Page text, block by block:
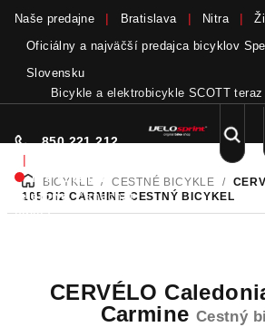
obsah
Naše predajne Bratislava Nitra
Oficiálny a najväčší predajca bicyklov
Slovensku
Bicykle a elektrobicykle SCOTT teraz
850 221 212
|
Nie sme pri
telefóne.Zanechať
odkaz
DOMOVBICYKLE / CESTNÉ BICYKLE /
105 DI2 CARMINE CESTNÝ BICYKEL
CERVÉLO
Carmine Cestný